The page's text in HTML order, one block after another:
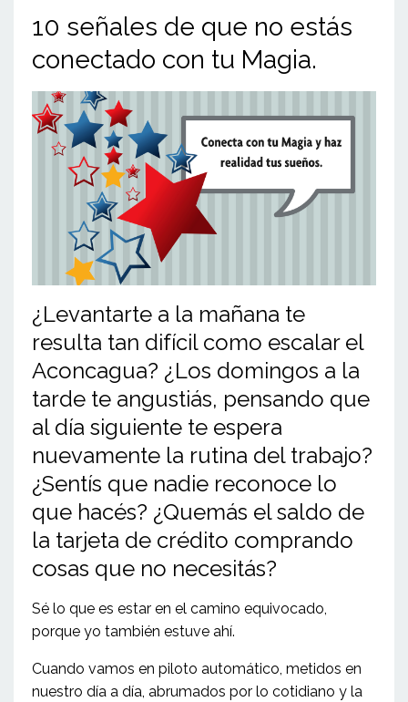
10 señales de que no estás
conectado con tu Magia.
¿Levantarte a la mañana te
resulta tan difícil como escalar el
Aconcagua? ¿Los domingos a la
tarde te angustiás, pensando que
al día siguiente te espera
nuevamente la rutina del trabajo?
¿Sentís que nadie reconoce lo
que hacés? ¿Quemás el saldo de
la tarjeta de crédito comprando
cosas que no necesitás?
Sé lo que es estar en el camino equivocado,
porque yo también estuve ahí.
Cuando vamos en piloto automático, metidos en
nuestro día a día, abrumados por lo cotidiano y la